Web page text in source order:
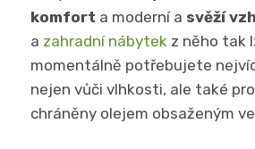
komfort a moderní a svěží
a zahradní nábytek z něho tak
momentálně potřebujete
nejen vůči vlhkosti, ale také
chráněny olejem obsaženým